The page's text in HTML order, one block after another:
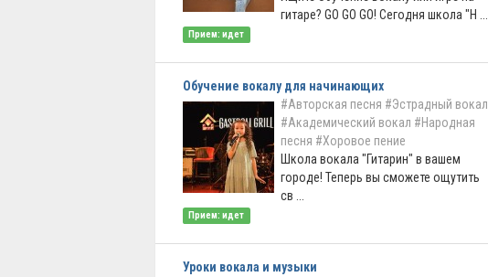
гитаре? GO GO GO! Сегодня школа "Н ...
Прием: идет
Обучение вокалу для начинающих
#Авторская песня #Эстрадный вокал
#Академический вокал #Народная
песня #Хоровое пение
Школа вокала "Гитарин" в вашем
городе! Теперь вы сможете ощутить
св ...
Прием: идет
Уроки вокала и музыки